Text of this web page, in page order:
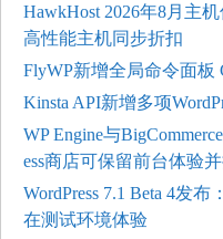
HawkHost 2026年8月主
高性能主机同步折扣
FlyWP新增全局命令面板
Kinsta API新增多项
WP Engine与
ess商店可保留前台体验
WordPress 7.1 Beta 4发
在测试环境体验